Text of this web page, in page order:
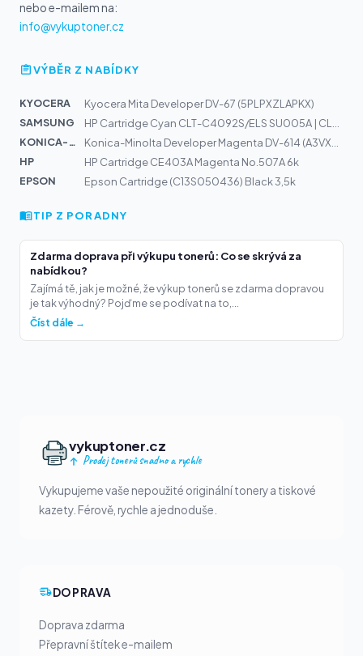
nebo e-mailem na:
info@vykuptoner.cz
VÝBĚR Z NABÍDKY
KYOCERA
Kyocera Mita Developer DV-67 (5PLPXZLAPKX)
SAMSUNG
HP Cartridge Cyan CLT-C4092S/ELS SU005A | CLP-310, CLP-...
KONICA-MIN...
Konica-Minolta Developer Magenta DV-614 (A3VX800)
HP
HP Cartridge CE403A Magenta No.507A 6k
EPSON
Epson Cartridge (C13S050436) Black 3,5k
TIP Z PORADNY
Zdarma doprava při výkupu tonerů: Co se skrývá za
nabídkou?
Zajímá tě, jak je možné, že výkup tonerů se zdarma dopravou
je tak výhodný? Pojďme se podívat na to,...
Číst dále →
vykuptoner.cz
Prodej tonerů snadno a rychle
Vykupujeme vaše nepoužité originální tonery a tiskové
kazety. Férově, rychle a jednoduše.
DOPRAVA
Doprava zdarma
Přepravní štítek e-mailem